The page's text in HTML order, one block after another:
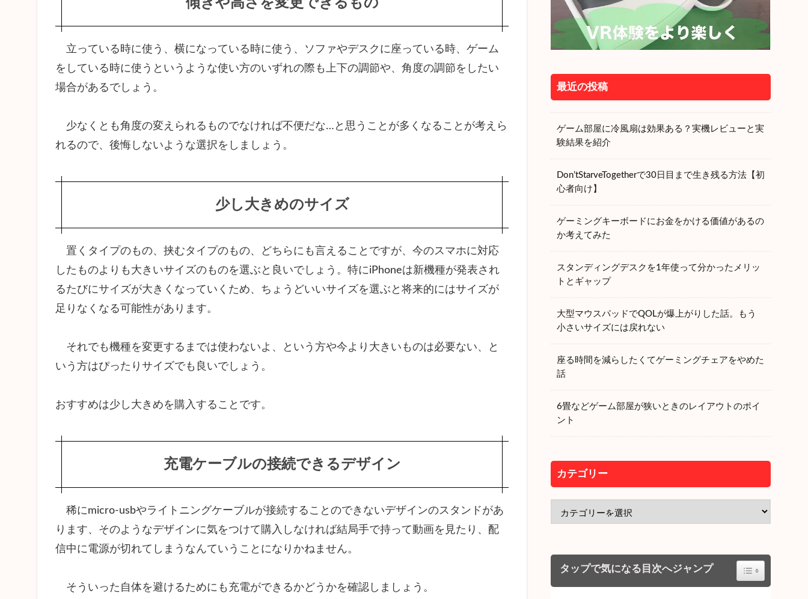
1.2
大き
めの
サイ
充電
ケー
イン
2
お
す
め
マ
ホ
ン
立っている時に使う、横になっている時に使う、ソファやデスクに座っている時、ゲーム
をしている時に使うというような使い方のいずれの際も上下の調節や、角度の調節をしたい
場合があるでしょう。
少なくとも角度の変えられるものでなければ不便だな…と思うことが多くなることが考えら
れるので、後悔しないような選択をしましょう。
少し大きめのサイズ
置くタイプのもの、挟むタイプのもの、どちらにも言えることですが、今のスマホに対応
したものよりも大きいサイズのものを選ぶと良いでしょう。特にiPhoneは新機種が発表され
るたびにサイズが大きくなっていくため、ちょうどいいサイズを選ぶと将来的にはサイズが
足りなくなる可能性があります。
それでも機種を変更するまでは使わないよ、という方や今より大きいものは必要ない、と
いう方はぴったりサイズでも良いでしょう。
おすすめは少し大きめを購入することです。
充電ケーブルの接続できるデザイン
稀にmicro-usbやライトニングケーブルが接続することのできないデザインのスタンドがあ
ります、そのようなデザインに気をつけて購入しなければ結局手で持って動画を見たり、配
信中に電源が切れてしまうなんていうことになりかねません。
そういった自体を避けるためにも充電ができるかどうかを確認しましょう。
最近の投稿
ゲーム部屋に冷風扇は効果ある？実機レビューと実
験結果を紹介
Don’tStarveTogetherで30日目まで生き残る方法【初
心者向け】
ゲーミングキーボードにお金をかける価値があるの
か考えてみた
スタンディングデスクを1年使って分かったメリッ
トとギャップ
大型マウスパッドでQOLが爆上がりした話。もう
小さいサイズには戻れない
座る時間を減らしたくてゲーミングチェアをやめた
話
6畳などゲーム部屋が狭いときのレイアウトのポイ
ント
カテゴリー
タップで気になる目次へジャンプ Toggle Table of